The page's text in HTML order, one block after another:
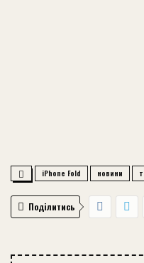
iPhone Fold новини
Поділитись